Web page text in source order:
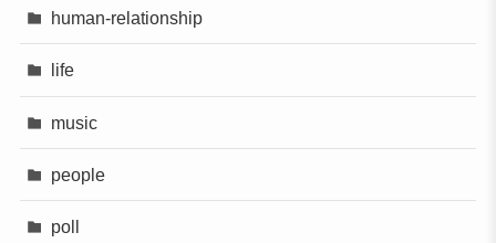
human-relationship
life
music
people
poll